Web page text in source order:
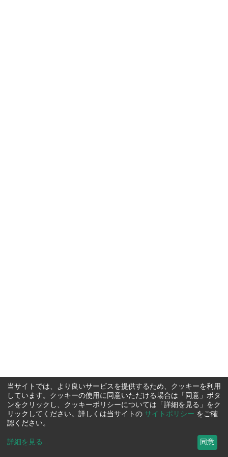
当サイトでは、より良いサービスを提供するため、クッキーを利用
しています。クッキーの使用に同意いただける場合は「同意」ボタ
ンをクリックし、クッキーポリシーについては「詳細を見る」をク
リックしてください。詳しくは当サイトの サイトポリシー をご確
認ください。
詳細を見る ... 同意